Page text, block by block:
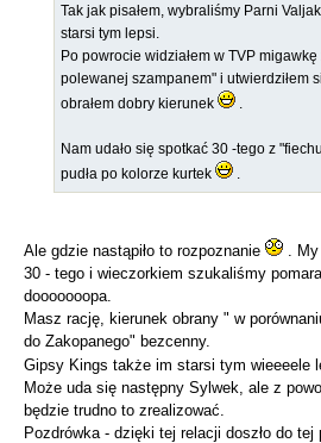
Tak jak pisałem, wybraliśmy Parni
starsi tym lepsi.
Po powrocie widziałem w TVP migawkę
polewanej szampanem" i utwierdziłem
obrałem dobry kierunek
Nam udało się spotkać 30 -tego z
pudła po kolorze kurtek
Ale gdzie nastąpiło to rozpoznanie
.
30 - tego i wieczorkiem szukaliśmy
dooooooopa.
Masz rację, kierunek obrany " w
do Zakopanego" bezcenny.
Gipsy Kings także im starsi tym wieeeele
Może uda się następny Sylwek, ale z
będzie trudno to zrealizować.
Pozdrówka - dzięki tej relacji doszło do tej